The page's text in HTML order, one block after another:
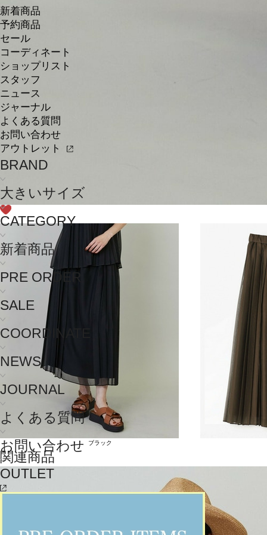
新着商品
予約商品
セール
コーディネート
ショップリスト
スタッフ
ニュース
ジャーナル
よくある質問
お問い合わせ
アウトレット
BRAND
大きいサイズ
CATEGORY
新着商品
PRE ORDER
SALE
COORDINATE
NEWS
JOURNAL
よくある質問
お問い合わせ
OUTLET
ブラック
関連商品